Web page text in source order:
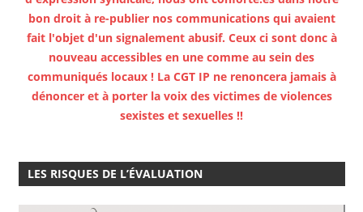
bon droit à re-publier nos communications qui avaient
fait l'objet d'un signalement abusif. Ceux ci sont donc à
nouveau accessibles en une comme au sein des
communiqués locaux ! La CGT IP ne renoncera jamais à
dénoncer et à porter la voix des victimes de violences
sexistes et sexuelles !!
LES RISQUES DE L’ÉVALUATION